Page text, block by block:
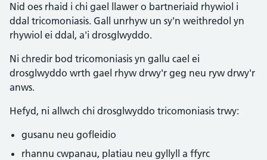
Nid oes rhaid i chi gael llawer o bartneriaid rhywiol i
ddal tricomoniasis. Gall unrhyw un sy'n weithredol yn
rhywiol ei ddal, a'i drosglwyddo.
Ni chredir bod tricomoniasis yn gallu cael ei
drosglwyddo wrth gael rhyw drwy'r geg neu ryw drwy'r
anws.
Hefyd, ni allwch chi drosglwyddo tricomoniasis trwy:
gusanu neu gofleidio
rhannu cwpanau, platiau neu gyllyll a ffyrc